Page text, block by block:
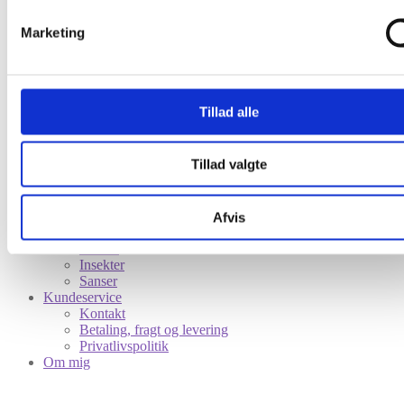
Marketing
Tillad alle
Tillad valgte
Afvis
Feng Shui indretning
Jord
Træ
Symbolik
Insekter
Sanser
Kundeservice
Kontakt
Betaling, fragt og levering
Privatlivspolitik
Om mig